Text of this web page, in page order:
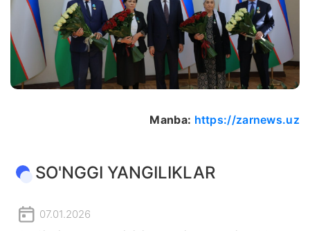
Manba: https://zarnews.uz
SO'NGGI YANGILIKLAR
07.01.2026